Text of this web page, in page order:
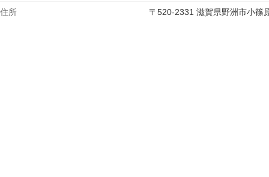
住所 〒520-2331 滋賀県野洲市小篠